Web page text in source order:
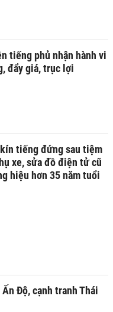
tiếng phủ nhận hành vi
đẩy giá, trục lợi
tiếng đứng sau tiệm
xe, sửa đồ điện tử cũ
hiệu hơn 35 năm tuổi
Độ, cạnh tranh Thái